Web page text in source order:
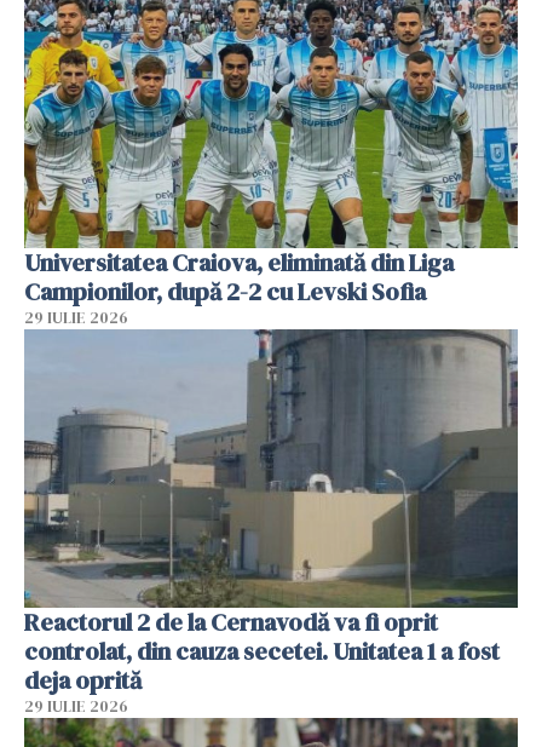
Universitatea Craiova, eliminată din Liga
Campionilor, după 2-2 cu Levski Sofia
29 IULIE 2026
Reactorul 2 de la Cernavodă va fi oprit
controlat, din cauza secetei. Unitatea 1 a fost
deja oprită
29 IULIE 2026